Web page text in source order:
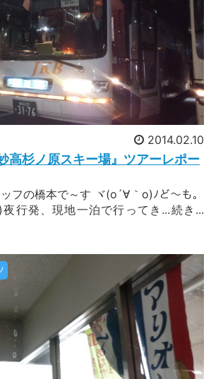
2014.02.10
高杉ノ原スキー場』ツアーレポー
フの橋本で～す ヾ(o´∀｀o)ﾉど～も。
行発、現地一泊で行ってき...続き...